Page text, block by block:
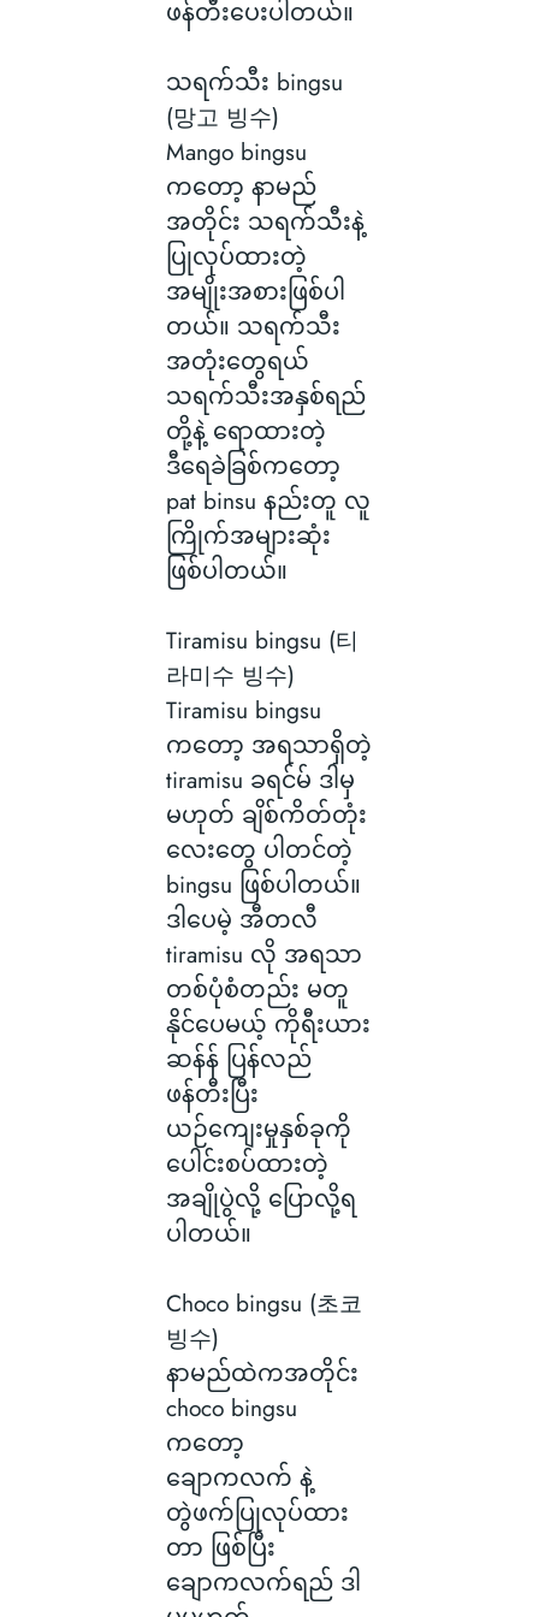
ဖန်တီးပေးပါတယ်။
သရက်သီး bingsu
(망고 빙수)
Mango bingsu
ကတော့ နာမည်
အတိုင်း သရက်သီးနဲ့
ပြုလုပ်ထားတဲ့
အမျိုးအစားဖြစ်ပါ
တယ်။ သရက်သီး
အတုံးတွေရယ်
သရက်သီးအနှစ်ရည်
တို့နဲ့ ရောထားတဲ့
ဒီရေခဲခြစ်ကတော့
pat binsu နည်းတူ လူ
ကြိုက်အများဆုံး
ဖြစ်ပါတယ်။
Tiramisu bingsu (티
라미수 빙수)
Tiramisu bingsu
ကတော့ အရသာရှိတဲ့
tiramisu ခရင်မ် ဒါမှ
မဟုတ် ချိစ်ကိတ်တုံး
လေးတွေ ပါတင်တဲ့
bingsu ဖြစ်ပါတယ်။
ဒါပေမဲ့ အီတလီ
tiramisu လို အရသာ
တစ်ပုံစံတည်း မတူ
နိုင်ပေမယ့် ကိုရီးယား
ဆန်န် ပြန်လည်
ဖန်တီးပြီး
ယဉ်ကျေးမှုနှစ်ခုကို
ပေါင်းစပ်ထားတဲ့
အချိုပွဲလို့ ပြောလို့ရ
ပါတယ်။
Choco bingsu (초코
빙수)
နာမည်ထဲကအတိုင်း
choco bingsu
ကတော့
ချောကလက် နဲ့
တွဲဖက်ပြုလုပ်ထား
တာ ဖြစ်ပြီး
ချောကလက်ရည် ဒါ